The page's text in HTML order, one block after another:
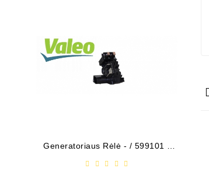
Generatoriaus Rėlė - / 599101 (